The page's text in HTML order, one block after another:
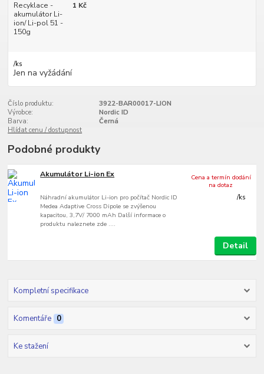
Recyklace -
akumulátor Li-
ion/ Li-pol 51 -
150g
1 Kč
/ks
Jen na vyžádání
Číslo produktu:
3922-BAR00017-LION
Výrobce:
Nordic ID
Barva:
Černá
Hlídat cenu / dostupnost
Podobné produkty
Akumulátor Li-ion Ex
Náhradní akumulátor Li-ion pro počítač Nordic ID
Medea Adaptive Cross Dipole se zvýšenou
kapacitou, 3,7V/ 7000 mAh Další informace o
produktu naleznete zde ....
/ks
Cena a termín dodání
na dotaz
Detail
Kompletní specifikace
Komentáře 0
Ke stažení